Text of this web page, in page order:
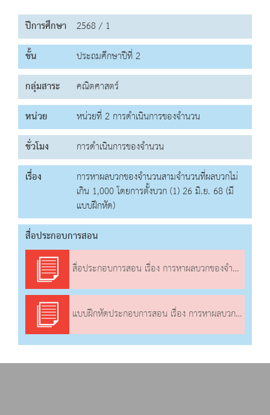
ปีการศึกษา 2568 / 1
ชั้น
ประถมศึกษาปีที่ 2
กลุ่มสาระ
คณิตศาสตร์
หน่วย
หน่วยที่ 2 การดำเนินการของจำนวน
ชั่วโมง
การดำเนินการของจำนวน
เรื่อง
การหาผลบวกของจำนวนสามจำนวนที่ผลบวกไม่
เกิน 1,000 โดยการตั้งบวก (1) 26 มิ.ย. 68 (มี
แบบฝึกหัด)
สื่อประกอบการสอน
สื่อประกอบการสอน เรื่อง การหาผลบวกของจำนวนสามจำนวนที่ผลบวกไม่เกิน 1,000 โดยการตั้งบวก (1)
แบบฝึกหัดประกอบการสอน เรื่อง การหาผลบวกของจำนวนสามจำนวนที่ผลบวกไม่เกิน 1,000 โดยการตั้งบวก (1)